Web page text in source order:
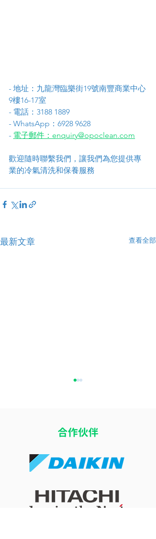
- 地址：九龍灣臨樂街19號南豐商業中心
9樓16-17室
- 電話：3188 1889
- WhatsApp：6928 9628
- 電子郵件：enquiry@opoclean.com
歡迎隨時聯繫我們，讓我們為您提供專
業的冷氣清洗和保養服務
最新文章 查看全部
16度冷氣加厚被反而瞓得
差？探討室溫太凍影響深
​合作伙伴